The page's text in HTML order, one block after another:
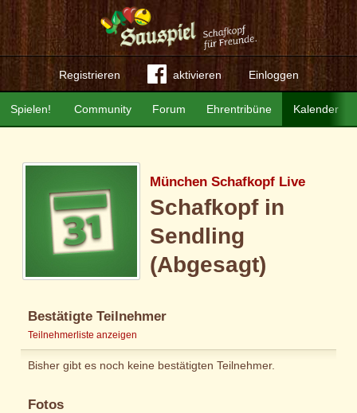
Registrieren aktivieren Einloggen
Community Forum Ehrentribüne Kalender
Spielen!
München Schafkopf Live
Schafkopf in
Sendling
(Abgesagt)
Bestätigte Teilnehmer
Teilnehmerliste anzeigen
Bisher gibt es noch keine bestätigten Teilnehmer.
Fotos